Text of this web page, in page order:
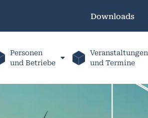
Downloads
Personen
und Betriebe
Veranstaltungen
und Termine